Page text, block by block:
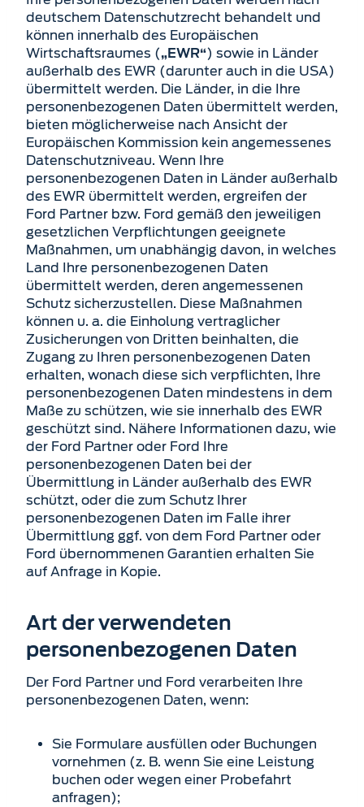
deutschem Datenschutzrecht behandelt und
können innerhalb des Europäischen
Wirtschaftsraumes („EWR“) sowie in Länder
außerhalb des EWR (darunter auch in die USA)
übermittelt werden. Die Länder, in die Ihre
personenbezogenen Daten übermittelt werden,
bieten möglicherweise nach Ansicht der
Europäischen Kommission kein angemessenes
Datenschutzniveau. Wenn Ihre
personenbezogenen Daten in Länder außerhalb
des EWR übermittelt werden, ergreifen der
Ford Partner bzw. Ford gemäß den jeweiligen
gesetzlichen Verpflichtungen geeignete
Maßnahmen, um unabhängig davon, in welches
Land Ihre personen­bezogenen Daten
übermittelt werden, deren angemessenen
Schutz sicherzustellen. Diese Maßnahmen
können u. a. die Einholung vertraglicher
Zusicherungen von Dritten beinhalten, die
Zugang zu Ihren personenbezogenen Daten
erhalten, wonach diese sich verpflichten, Ihre
personenbezogenen Daten mindestens in dem
Maße zu schützen, wie sie innerhalb des EWR
geschützt sind. Nähere Informationen dazu, wie
der Ford Partner oder Ford Ihre
personenbezogenen Daten bei der
Übermittlung in Länder außerhalb des EWR
schützt, oder die zum Schutz Ihrer
personenbezogenen Daten im Falle ihrer
Übermittlung ggf. von dem Ford Partner oder
Ford übernommenen Garantien erhalten Sie
auf Anfrage in Kopie.
Art der verwendeten
personenbezogenen Daten
Der Ford Partner und Ford verarbeiten Ihre
personenbezogenen Daten, wenn:
Sie Formulare ausfüllen oder Buchungen
vornehmen (z. B. wenn Sie eine Leistung
buchen oder wegen einer Probefahrt
anfragen);